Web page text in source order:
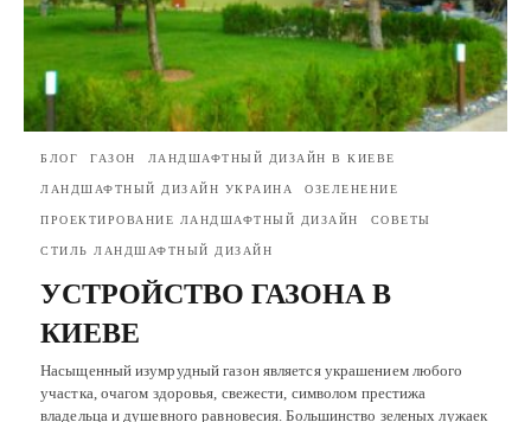
БЛОГ ГАЗОН ЛАНДШАФТНЫЙ ДИЗАЙН В КИЕВЕ
ЛАНДШАФТНЫЙ ДИЗАЙН УКРАИНА ОЗЕЛЕНЕНИЕ
ПРОЕКТИРОВАНИЕ ЛАНДШАФТНЫЙ ДИЗАЙН СОВЕТЫ
СТИЛЬ ЛАНДШАФТНЫЙ ДИЗАЙН
УСТРОЙСТВО ГАЗОНА В
КИЕВЕ
Насыщенный изумрудный газон является украшением любого
участка, очагом здоровья, свежести, символом престижа
владельца и душевного равновесия. Большинство зеленых лужаек